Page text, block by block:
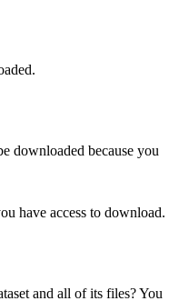
downloaded because you
have access to download.
and all of its files? You